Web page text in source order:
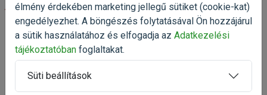
-25%
FitActive Fit-a-Cat Complex
multivitamin tabletta 60db
vitaminkészítmény macskáknak
Kiszerelés: 60 db / Tabletta
élmény érdekében marketing jellegű sütiket (cookie-kat)
engedélyezhet. A böngészés folytatásával Ön hozzájárul
a sütik használatához és elfogadja az Adatkezelési
tájékoztatóban foglaltakat.
Süti beállítások